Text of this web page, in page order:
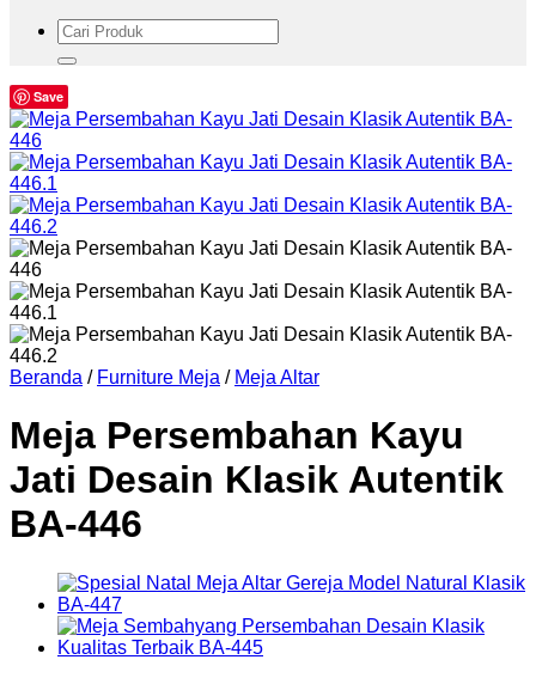
Pencarian
untuk:
Save
Beranda / Furniture Meja / Meja Altar
Meja Persembahan Kayu
Jati Desain Klasik Autentik
BA-446